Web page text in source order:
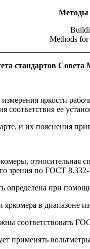
Методы
Methods for
стандартов
яркости
соответствия ее
и их пояснения
относительная
зрения по ГОСТ
определена при
яркомера в диапазоне
соответствовать
применять